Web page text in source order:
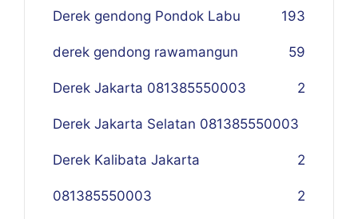
Derek gendong Pondok Labu 193
derek gendong rawamangun 59
Derek Jakarta 081385550003 2
Derek Jakarta Selatan 081385550003
2
Derek Kalibata Jakarta
081385550003 2